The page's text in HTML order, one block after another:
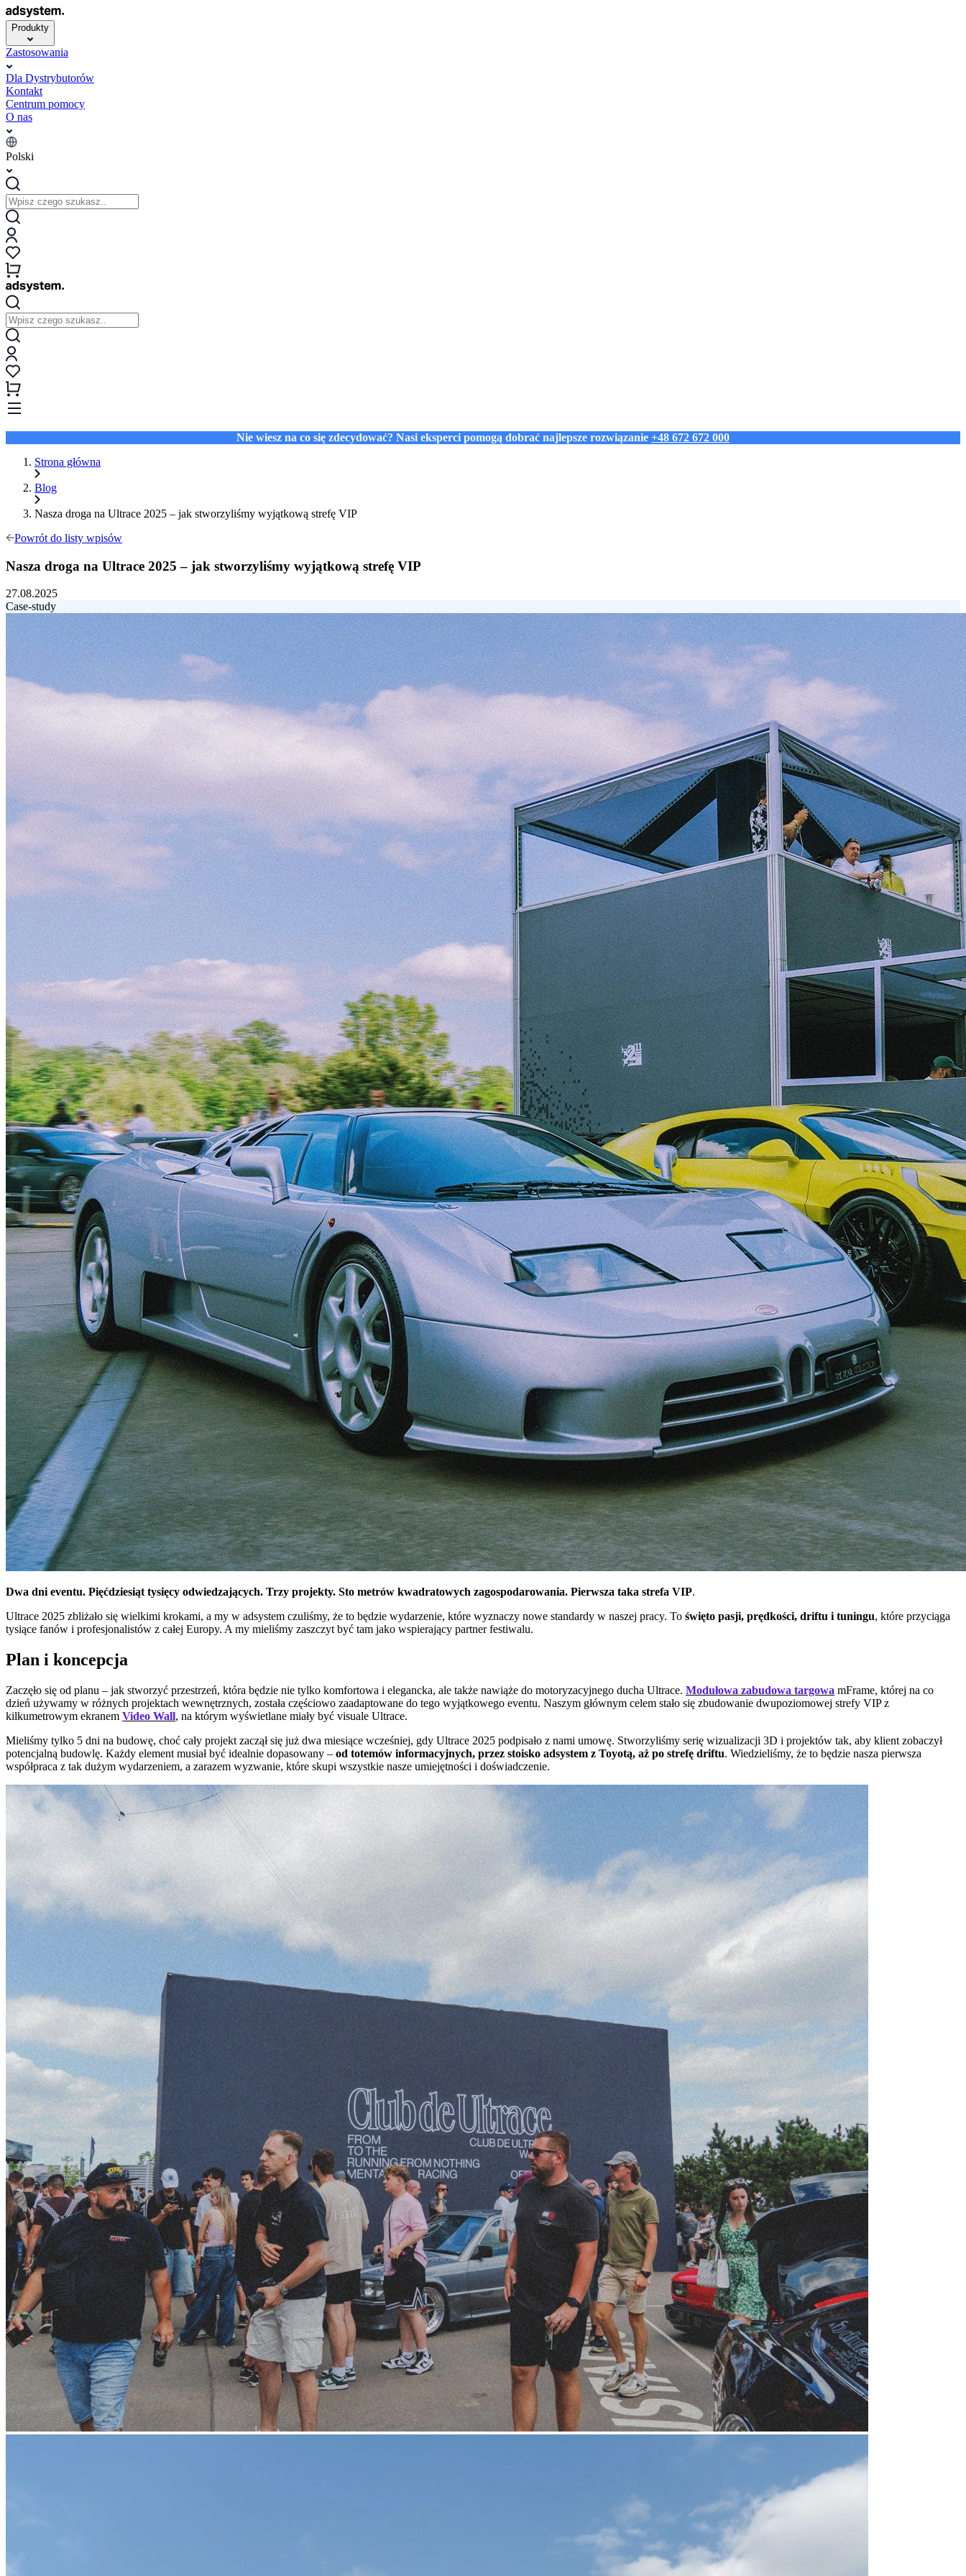
Produkty
Zastosowania
Dla Dystrybutorów
Kontakt
Centrum pomocy
O nas
Polski
Nie wiesz na co się zdecydować? Nasi eksperci pomogą dobrać najlepsze rozwiązanie +48 672 672 000
Strona główna
Blog
Nasza droga na Ultrace 2025 – jak stworzyliśmy wyjątkową strefę VIP
Powrót do listy wpisów
Nasza droga na Ultrace 2025 – jak stworzyliśmy wyjątkową strefę VIP
27.08.2025
Case-study
Dwa dni eventu. Pięćdziesiąt tysięcy odwiedzających. Trzy projekty. Sto metrów kwadratowych zagospodarowania. Pierwsza taka strefa VIP.
Ultrace 2025 zbliżało się wielkimi krokami, a my w adsystem czuliśmy, że to będzie wydarzenie, które wyznaczy nowe standardy w naszej pracy. To święto pasji, prędkości, driftu i tuningu, które przyciąga
tysiące fanów i profesjonalistów z całej Europy. A my mieliśmy zaszczyt być tam jako wspierający partner festiwalu.
Plan i koncepcja
Zaczęło się od planu – jak stworzyć przestrzeń, która będzie nie tylko komfortowa i elegancka, ale także nawiąże do motoryzacyjnego ducha Ultrace. Modułowa zabudowa targowa mFrame, której na co
dzień używamy w różnych projektach wewnętrznych, została częściowo zaadaptowane do tego wyjątkowego eventu. Naszym głównym celem stało się zbudowanie dwupoziomowej strefy VIP z
kilkumetrowym ekranem Video Wall, na którym wyświetlane miały być visuale Ultrace.
Mieliśmy tylko 5 dni na budowę, choć cały projekt zaczął się już dwa miesiące wcześniej, gdy Ultrace 2025 podpisało z nami umowę. Stworzyliśmy serię wizualizacji 3D i projektów tak, aby klient zobaczył
potencjalną budowlę. Każdy element musiał być idealnie dopasowany – od totemów informacyjnych, przez stoisko adsystem z Toyotą, aż po strefę driftu. Wiedzieliśmy, że to będzie nasza pierwsza
współpraca z tak dużym wydarzeniem, a zarazem wyzwanie, które skupi wszystkie nasze umiejętności i doświadczenie.